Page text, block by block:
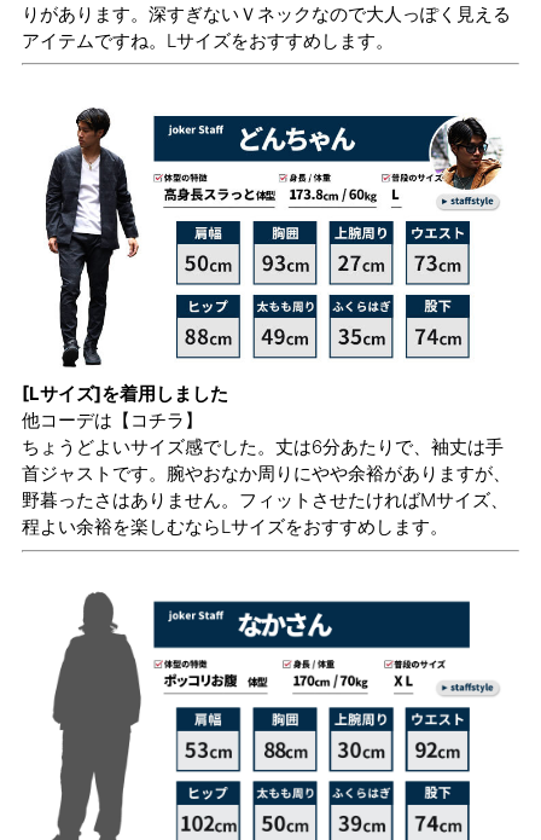
りがあります。深すぎないＶネックなので大人っぽく見える
アイテムですね。Lサイズをおすすめします。
[Lサイズ]を着用しました
他コーデは 【コチラ】
ちょうどよいサイズ感でした。丈は6分あたりで、袖丈は手
首ジャストです。腕やおなか周りにやや余裕がありますが、
野暮ったさはありません。フィットさせたければMサイズ、
程よい余裕を楽しむならLサイズをおすすめします。